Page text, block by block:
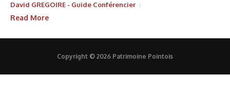
David GREGOIRE - Guide Conférencier
Read More
Copyright © 2026 Patrimoine Pointois